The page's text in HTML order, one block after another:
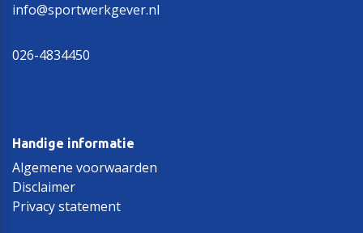
info@sportwerkgever.nl
026-4834450
Handige informatie
Algemene voorwaarden
Disclaimer
Privacy statement